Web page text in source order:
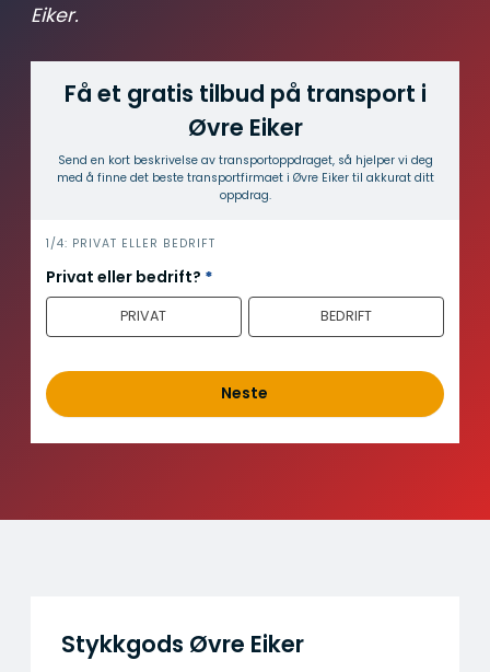
Eiker.
Få et gratis tilbud på transport i
Øvre Eiker
Send en kort beskrivelse av transport­oppdraget, så hjelper vi deg
med å finne det beste transport­firmaet i Øvre Eiker til akkurat ditt
oppdrag.
i
n
n
o
d
1/4: PRIVAT ELLER BEDRIFT
Privat eller bedrift? *
PRIVAT BEDRIFT
Neste
Stykkgods Øvre Eiker